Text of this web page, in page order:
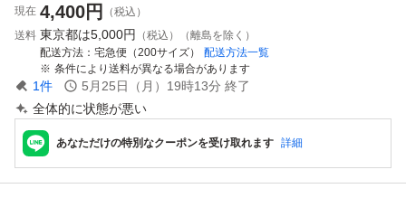
現在 4,400円
（税込）
送料 東京都は5,000円
（税込）（離島を除く）
配送方法
宅急便（200サイズ）
配送方法一覧
条件により送料が異なる場合があります
1件 5月25日（月）19時13分 終了
全体的に状態が悪い
あなただけの特別なクーポンを受け取れます 詳細